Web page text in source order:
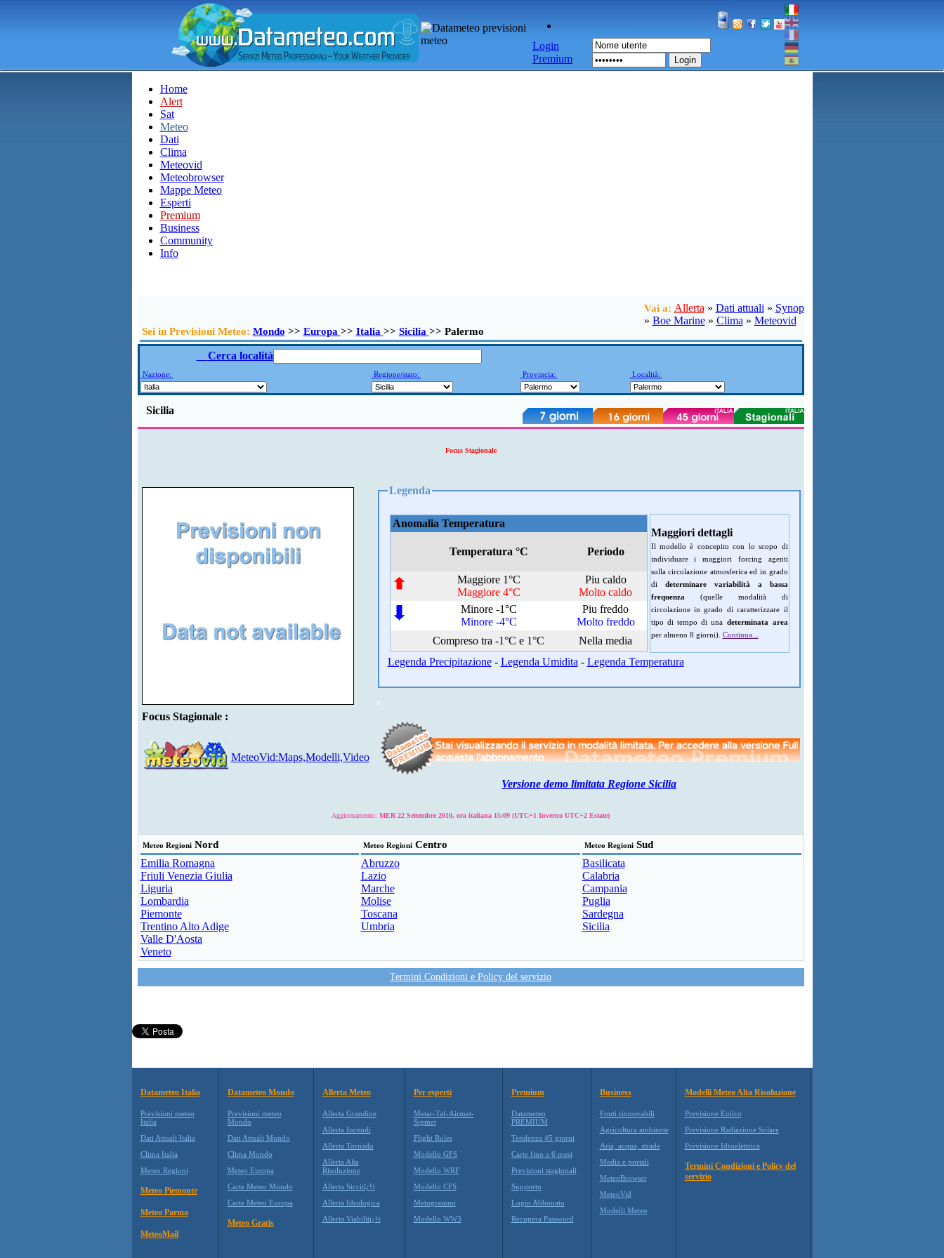
Login
Premium
Login
Home
Alert
Sat
Meteo
Dati
Clima
Meteovid
Meteobrowser
Mappe Meteo
Esperti
Premium
Business
Community
Info
Vai a: Allerta » Dati attuali » Synop
» Boe Marine» Clima » Meteovid
Sei in Previsioni Meteo: Mondo >> Europa >> Italia >> Sicilia >> Palermo
Cerca località
Nazione: Regione/stato: Provincia: Località:
Sicilia
Focus Stagionale
Focus Stagionale :
MeteoVid:Maps,Modelli,Video
Legenda
Anomalia Temperatura
Temperatura °C Periodo
Maggiore 1°C
Maggiore 4°C
Piu caldo
Molto caldo
Minore -1°C
Minore -4°C
Piu freddo
Molto freddo
Compreso tra -1°C e 1°C
Nella media
Maggiori dettagli
Il modello è concepito con lo scopo di
individuare i maggiori forcing agenti
sulla circolazione atmosferica ed in grado
di determinare variabilità a bassa
frequenza
circolazione in grado di caratterizzare il
tipo di tempo di una determinata area
per almeno 8 giorni). Continua...
Legenda Precipitazione- Legenda Umidita - Legenda Temperatura
Versione demo limitata Regione Sicilia
Aggiornamento: MER 22 Settembre 2010, ora italiana 15:09 (UTC+1 Inverno UTC+2 Estate)
Meteo RegioniNord Meteo RegioniCentro Meteo RegioniSud
Emilia Romagna
Friuli Venezia Giulia
Liguria
Lombardia
Piemonte
Trentino Alto Adige
Valle D'Aosta
Veneto
Abruzzo
Lazio
Marche
Molise
Toscana
Umbria
Basilicata
Calabria
Campania
Puglia
Sardegna
Sicilia
Termini Condizioni e Policy del servizio
Datameteo Italia
Previsioni meteo
Italia
Dati Attuali Italia
Clima Italia
Meteo Regioni
Meteo Piemonte
Meteo Parma
MeteoMail
Datameteo Mondo
Previsioni meteo
Mondo
Dati Attuali Mondo
Clima Mondo
Meteo Europa
Carte Meteo Mondo
Carte Meteo Europa
Meteo Gratis
Allerta Meteo
Allerta Grandine
Allerta Incendi
Allerta Tornado
Allerta Alta
Risoluzione
Allerta Siccitï¿½
Allerta Idrologica
Allerta Viabilitï¿½
Per esperti
Metar-Taf-Airmet-
Sigmet
Flight Rules
Modello GFS
Modello WRF
Modello CFS
Metogrammi
Modello WW3
Premium
Datameteo
PREMIUM
Tendenza 45 giorni
Carte fino a 6 mesi
Previsioni stagionali
Supporto
Login Abbonato
Recupera Password
Business
Fonti rinnovabili
Agricoltura ambiente
Aria, acqua, strade
Media e portali
MeteoBrowser
MeteoVid
Modelli Meteo
Modelli Meteo Alta Risoluzione
Previsione Eolico
Previsione Radiazione Solare
Previsione Idroelettrica
Termini Condizioni e Policy del
servizio